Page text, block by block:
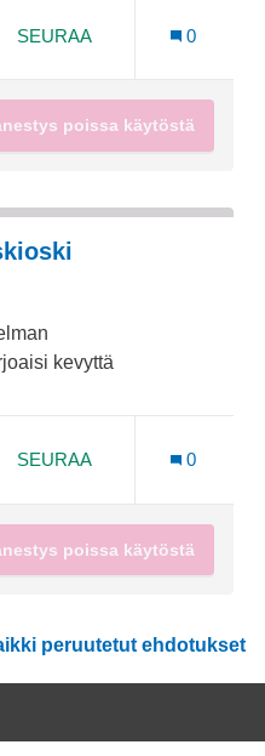
66 SEURAAJAA
SEURAA
0
poissa käytöstä
kevyttä
49 SEURAAJAA
SEURAA
0
poissa käytöstä
peruutetut ehdotukset